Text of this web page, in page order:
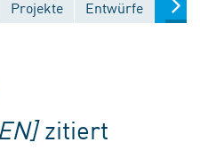
Projekte Entwürfe
zitiert